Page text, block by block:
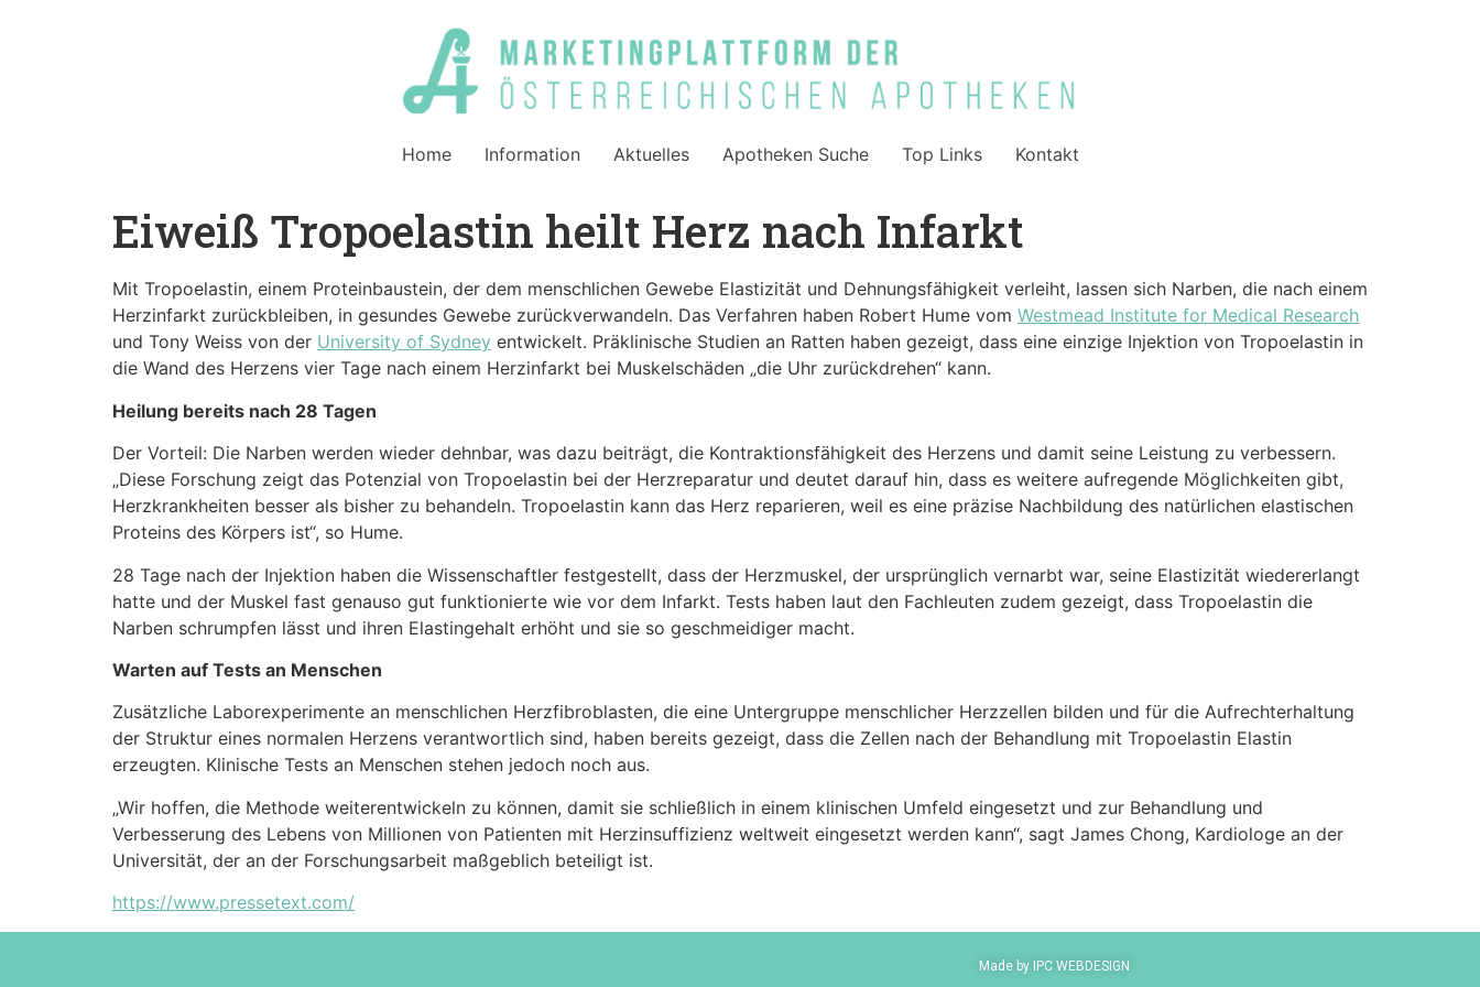
Home Information Aktuelles Apotheken Suche Top Links Kontakt
Eiweiß Tropoelastin heilt Herz nach Infarkt
Mit Tropoelastin, einem Proteinbaustein, der dem menschlichen Gewebe Elastizität und Dehnungsfähigkeit verleiht, lassen sich Narben, die nach einem
Herzinfarkt zurückbleiben, in gesundes Gewebe zurückverwandeln. Das Verfahren haben Robert Hume vom Westmead Institute for Medical Research
und Tony Weiss von der University of Sydney entwickelt. Präklinische Studien an Ratten haben gezeigt, dass eine einzige Injektion von Tropoelastin in
die Wand des Herzens vier Tage nach einem Herzinfarkt bei Muskelschäden „die Uhr zurückdrehen“ kann.
Heilung bereits nach 28 Tagen
Der Vorteil: Die Narben werden wieder dehnbar, was dazu beiträgt, die Kontraktionsfähigkeit des Herzens und damit seine Leistung zu verbessern.
„Diese Forschung zeigt das Potenzial von Tropoelastin bei der Herzreparatur und deutet darauf hin, dass es weitere aufregende Möglichkeiten gibt,
Herzkrankheiten besser als bisher zu behandeln. Tropoelastin kann das Herz reparieren, weil es eine präzise Nachbildung des natürlichen elastischen
Proteins des Körpers ist“, so Hume.
28 Tage nach der Injektion haben die Wissenschaftler festgestellt, dass der Herzmuskel, der ursprünglich vernarbt war, seine Elastizität wiedererlangt
hatte und der Muskel fast genauso gut funktionierte wie vor dem Infarkt. Tests haben laut den Fachleuten zudem gezeigt, dass Tropoelastin die
Narben schrumpfen lässt und ihren Elastingehalt erhöht und sie so geschmeidiger macht.
Warten auf Tests an Menschen
Zusätzliche Laborexperimente an menschlichen Herzfibroblasten, die eine Untergruppe menschlicher Herzzellen bilden und für die Aufrechterhaltung
der Struktur eines normalen Herzens verantwortlich sind, haben bereits gezeigt, dass die Zellen nach der Behandlung mit Tropoelastin Elastin
erzeugten. Klinische Tests an Menschen stehen jedoch noch aus.
„Wir hoffen, die Methode weiterentwickeln zu können, damit sie schließlich in einem klinischen Umfeld eingesetzt und zur Behandlung und
Verbesserung des Lebens von Millionen von Patienten mit Herzinsuffizienz weltweit eingesetzt werden kann“, sagt James Chong, Kardiologe an der
Universität, der an der Forschungsarbeit maßgeblich beteiligt ist.
https://www.pressetext.com/
Made by IPC WEBDESIGN